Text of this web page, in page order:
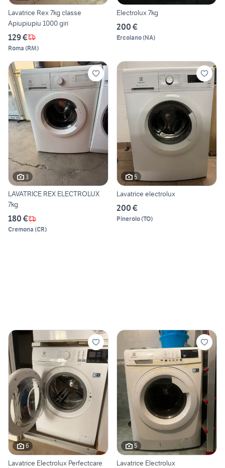
Lavatrice Rex 7kg classe
Apiupiupiu 1000 giri
129 €
Roma (RM)
Electrolux 7kg
200 €
Ercolano(NA)
3
LAVATRICE REX ELECTROLUX
7kg
180 €
Cremona (CR)
5
Lavatrice electrolux
200 €
Pinerolo(TO)
6
Lavatrice Electrolux Perfectcare
5
Lavatrice Electrolux